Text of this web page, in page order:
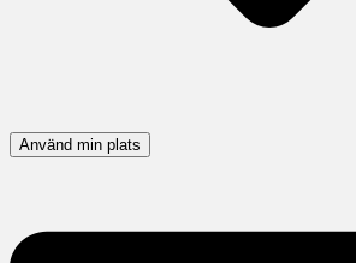
Använd min plats